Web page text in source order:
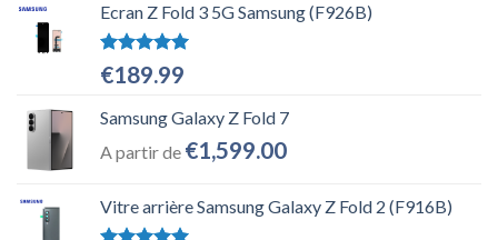
Ecran Z Fold 3 5G Samsung (F926B)
Note5.00
sur 5
€189.99
Samsung Galaxy Z Fold 7
A partir de €1,599.00
Vitre arrière Samsung Galaxy Z Fold 2 (F916B)